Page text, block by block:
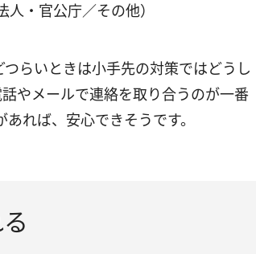
・官公庁／その他）
らいときは小手先の対策ではどうし
やメールで連絡を取り合うのが一番
れば、安心できそうです。